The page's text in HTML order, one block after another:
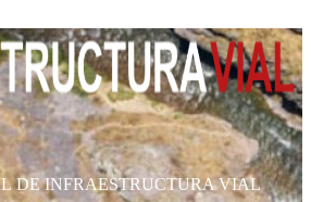
DE INFRAESTRUCTURA VIAL